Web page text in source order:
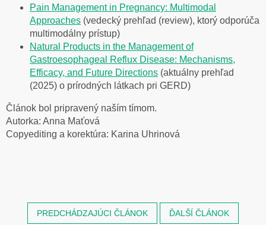
Pain Management in Pregnancy: Multimodal
Approaches (vedecký prehľad (review), ktorý odporúča
multimodálny prístup)
Natural Products in the Management of
Gastroesophageal Reflux Disease: Mechanisms,
Efficacy, and Future Directions (aktuálny prehľad
(2025) o prírodných látkach pri GERD)
Článok bol pripravený naším tímom.
Autorka: Anna Maťová
Copyediting a korektúra: Karina Uhrinová
PREDCHÁDZAJÚCI ČLÁNOK ĎALŠÍ ČLÁNOK